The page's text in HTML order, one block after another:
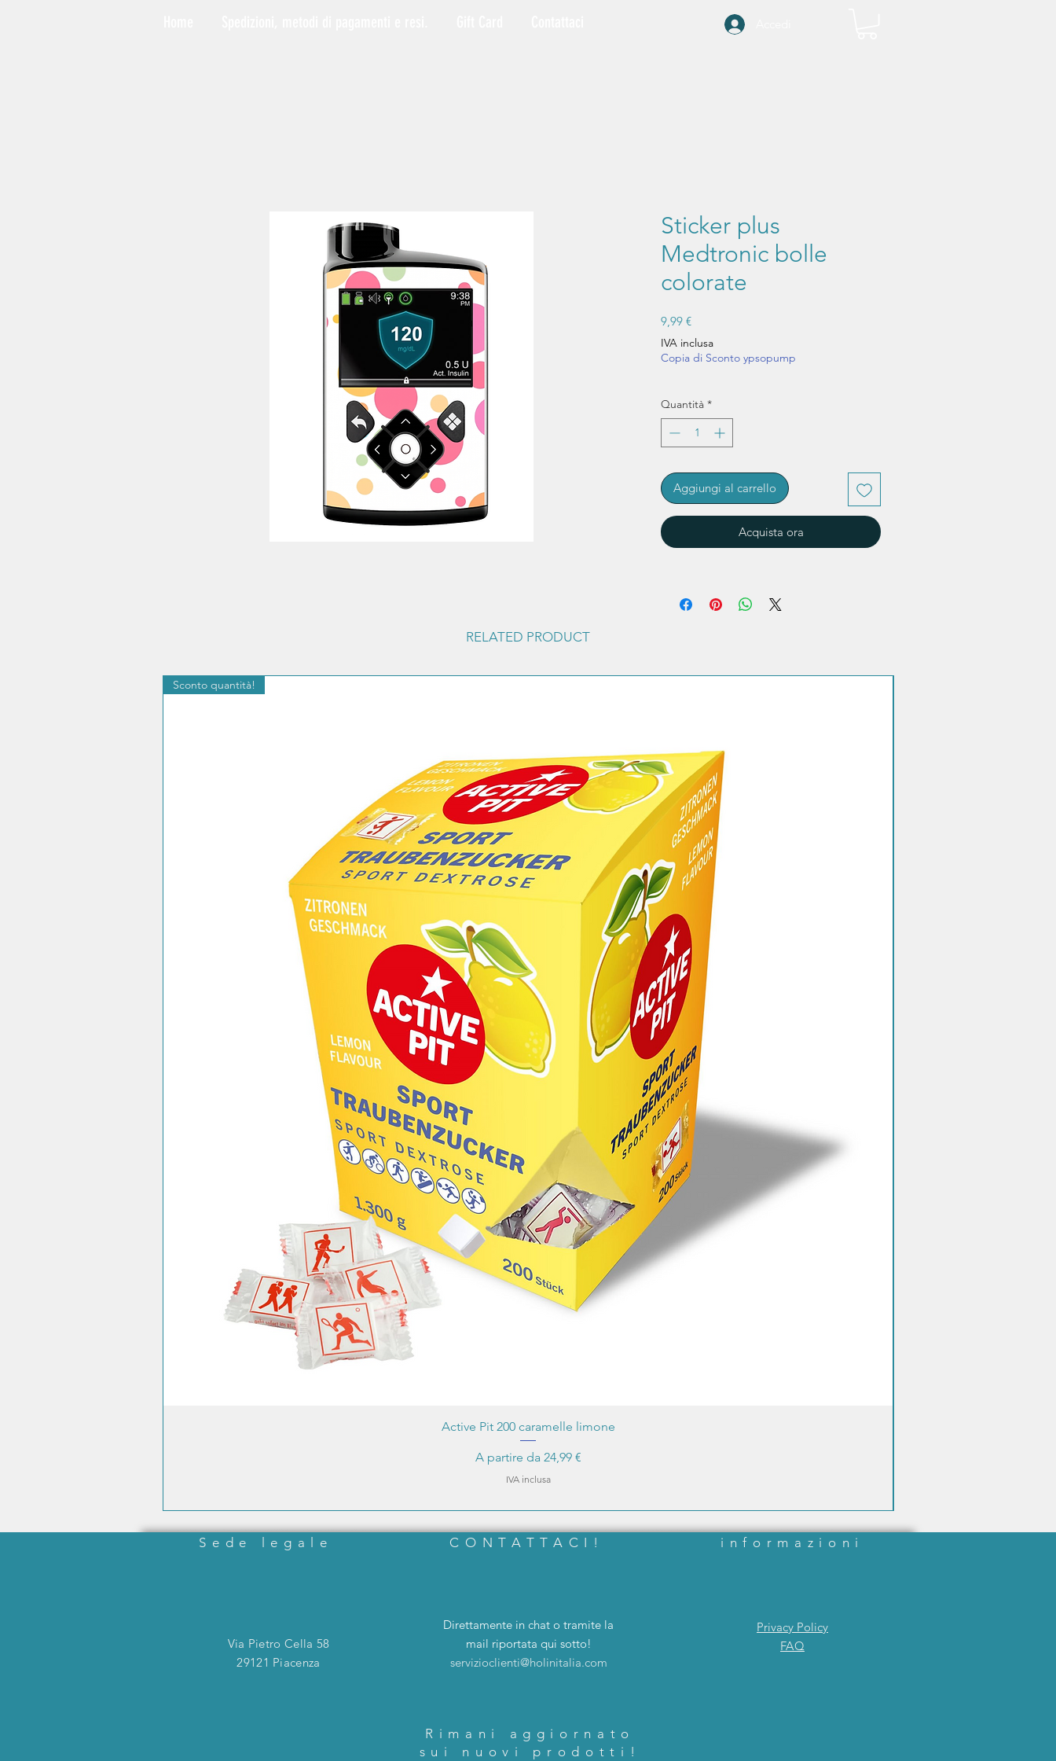
Sticker plus
Medtronic bolle
colorate
9,99 €Prezzo
IVA inclusa
Copia di Sconto ypsopump
Quantità *
Aggiungi al carrello
Acquista ora
RELATED PRODUCT
Sconto quantità!
Active Pit 200 caramelle limone
A partire da 24,99 €
Prezzo scontato
IVA inclusa
Sede legale CONTATTACI! informazioni
Via Pietro Cella 58
29121 Piacenza
Direttamente in chat o tramite la
mail riportata qui sotto!
servizioclienti@holinitalia.com
Privacy Policy
FAQ
Rimani aggiornato
sui nuovi prodotti!